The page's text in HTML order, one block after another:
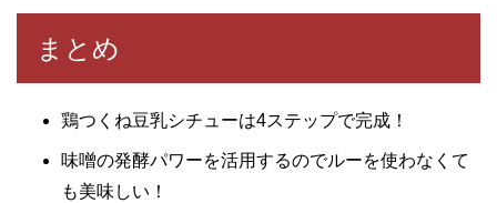
まとめ
鶏つくね豆乳シチューは4ステップで完成！
味噌の発酵パワーを活用するのでルーを使わなくて
も美味しい！